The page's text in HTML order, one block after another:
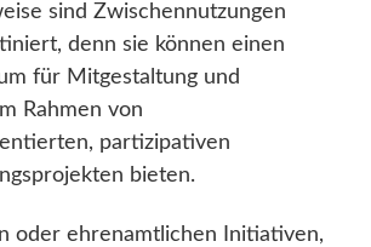
sind Zwischennutzungen
denn sie können einen
für Mitgestaltung und
Rahmen von
partizipativen
bieten.
oder ehrenamtlichen Initiativen,